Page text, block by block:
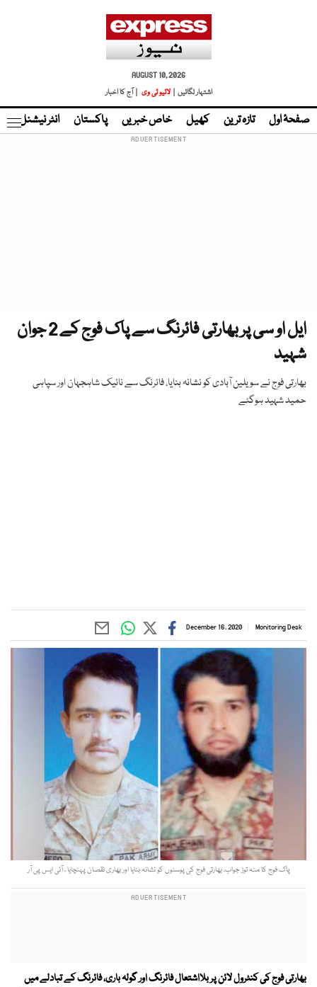
AUGUST 10, 2026
اشتہار لگائیں |
لائیو ٹی وی | آج کا اخبار
صفحۂ اول تازہ ترین کھیل خاص خبریں پاکستان انٹر نیشنل
ایل او سی پر بھارتی فائرنگ سے پاک فوج کے 2 جوان
شہید
بھارتی فوج نے سویلین آبادی کو نشانہ بنایا، فائرنگ سے نائیک شاہجہان اور سپاہی
حمید شہید ہوگئے
Monitoring Desk
December 16, 2020
پاک فوج کا منہ توڑ جواب، بھارتی فوج کی پوسٹوں کو نشانہ بنایا اور بھاری نقصان پہنچایا ، آئی ایس پی آر
بھارتی فوج کی کنٹرول لائن پر بلااشتعال فائرنگ اور گولہ باری، فائرنگ کے تبادلے میں